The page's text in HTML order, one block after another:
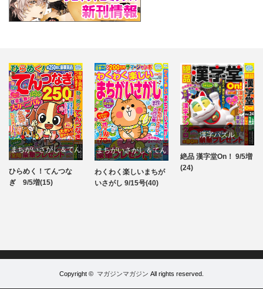
まちがいさがし＆てん
つなぎ
パズル
ひらめく！てんつな
ぎ 9/5増(15)
まちがいさがし＆てん
つなぎ
パズル
わくわく楽しいまちが
いさがし 9/15号(40)
漢字パズル
パズル
絶品 漢字堂On！ 9/5増
(24)
Copyright © マガジンマガジン All rights reserved.